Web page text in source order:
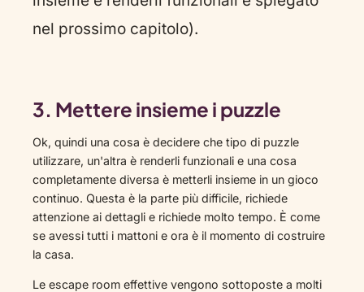
nel prossimo capitolo).
3. Mettere insieme i puzzle
Ok, quindi una cosa è decidere che tipo di puzzle
utilizzare, un'altra è renderli funzionali e una cosa
completamente diversa è metterli insieme in un gioco
continuo. Questa è la parte più difficile, richiede
attenzione ai dettagli e richiede molto tempo. È come
se avessi tutti i mattoni e ora è il momento di costruire
la casa.
Le escape room effettive vengono sottoposte a molti